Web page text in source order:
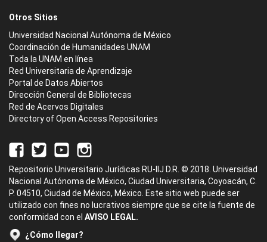
Otros Sitios
Universidad Nacional Autónoma de México
Coordinación de Humanidades UNAM
Toda la UNAM en línea
Red Universitaria de Aprendizaje
Portal de Datos Abiertos
Dirección General de Bibliotecas
Red de Acervos Digitales
Directory of Open Access Repositories
Repositorio Universitario Jurídicas RU-IIJ D.R. © 2018. Universidad
Nacional Autónoma de México, Ciudad Universitaria, Coyoacán, C.
P. 04510, Ciudad de México, México. Este sitio web puede ser
utilizado con fines no lucrativos siempre que se cite la fuente de
conformidad con el AVISO LEGAL.
¿Cómo llegar?